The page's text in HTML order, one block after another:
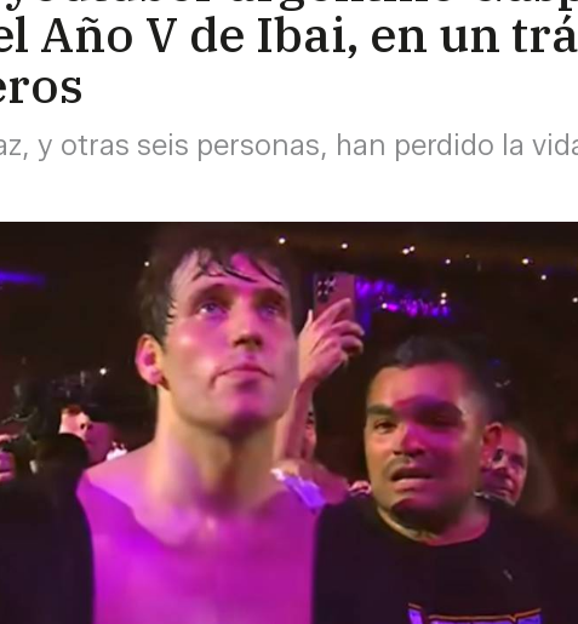
Año V de Ibai, en un
y otras seis personas, han perdido la